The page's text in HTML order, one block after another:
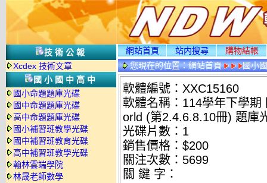
技術公報
Xcdex 技術文章
國小國中高中
國小命題題庫光碟
國中命題題庫光碟
高中命題題庫光碟
國小補習班教學光碟
國中補習班教育光碟
高中補習班教學光碟
翰林雲端學院
林晟老師數學
網站首頁 站内搜尋
購物結帳
您現在的位置：網站首頁 國小
軟體編號：XXC15160
軟體名稱：114學年下學
orld (第2.4.6.8.10冊) 題庫
光碟片數：1
銷售價格：$200
關注次數： 5699
關 鍵 字：